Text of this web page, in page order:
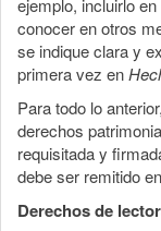
ejemplo, incluirlo
conocer en otros
se indique clara y
primera vez en
Para todo lo
derechos
requisitada y
debe ser remitido
Derechos de